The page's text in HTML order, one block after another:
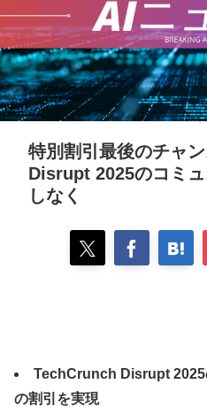
特別割引最後のチャ
Disrupt 2025のコミ
しなく
TechCrunch Disrupt 2025
の割引を実現